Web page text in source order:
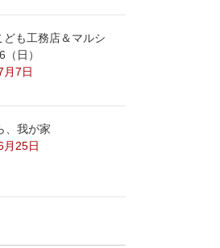
ども工務店＆マルシ
日）
月7日
、我が家
月25日